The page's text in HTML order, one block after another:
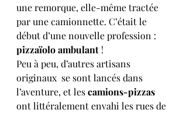
une remorque, elle-même tractée
par une camionnette. C’était le
début d’une nouvelle profession :
pizzaïolo ambulant !
Peu à peu, d’autres artisans
originaux  se sont lancés dans
l’aventure, et les camions-pizzas
ont littéralement envahi les rues de